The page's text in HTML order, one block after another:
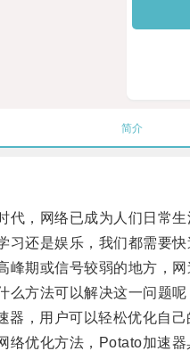
简介
，网络已成为人们日常生
还是娱乐，我们都需要快
期或信号较弱的地方，网
方法可以解决这一问题呢
，用户可以轻松优化自己
优化方法，Potato加速器